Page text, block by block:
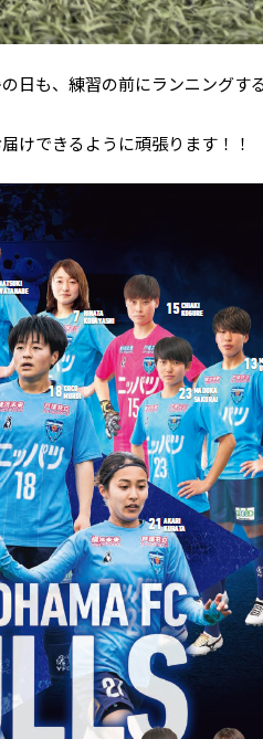
日も、練習の前にランニングす
けできるように頑張ります！！